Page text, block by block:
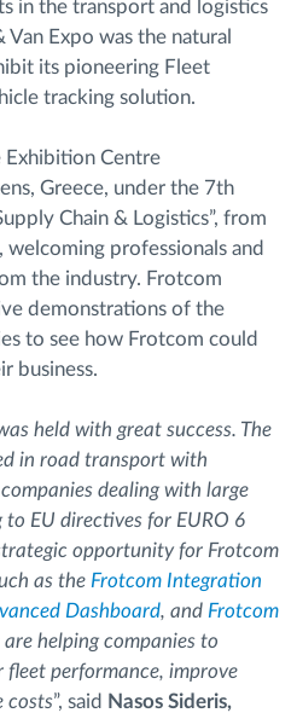
in the transport and logistics
Expo was the natural
its pioneering Fleet
tracking solution.
Exhibition Centre
Greece, under the 7th
Chain & Logistics”, from
professionals and
the industry. Frotcom
demonstrations of the
to see how Frotcom could
business.
held with great success. The
in road transport with
dealing with large
EU directives for EURO 6
opportunity for Frotcom
as the Frotcom Integration
Dashboard, and Frotcom
are helping companies to
performance, improve
costs”, said Nasos Sideris,